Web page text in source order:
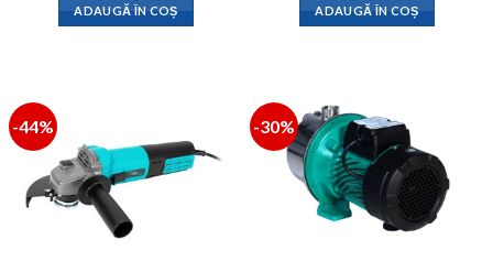
a
fost:
1,200lei.
ADAUGĂ ÎN COȘ
a
fost:
600lei.
este:
334lei.
ADAUGĂ ÎN COȘ
-44% -30%